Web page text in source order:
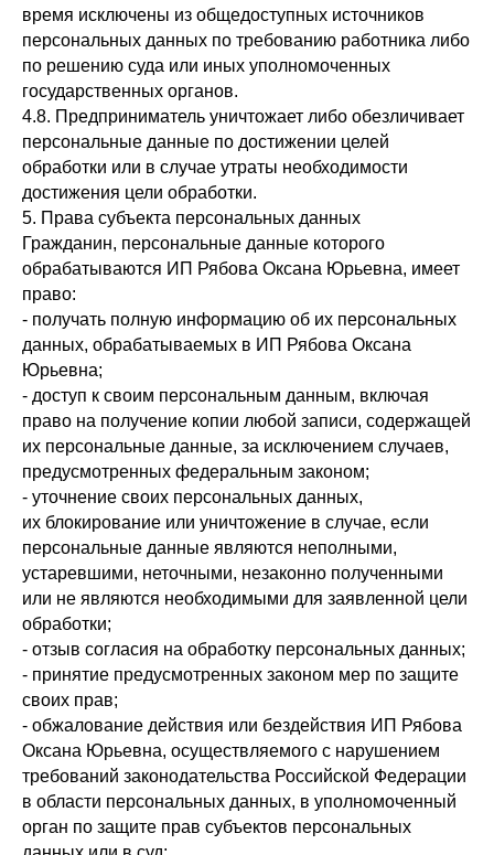
время исключены из общедоступных источников
персональных данных по требованию работника либо
по решению суда или иных уполномоченных
государственных органов.
4.8. Предприниматель уничтожает либо обезличивает
персональные данные по достижении целей
обработки или в случае утраты необходимости
достижения цели обработки.
5. Права субъекта персональных данных
Гражданин, персональные данные которого
обрабатываются ИП Рябова Оксана Юрьевна, имеет
право:
- получать полную информацию об их персональных
данных, обрабатываемых в ИП Рябова Оксана
Юрьевна;
- доступ к своим персональным данным, включая
право на получение копии любой записи, содержащей
их персональные данные, за исключением случаев,
предусмотренных федеральным законом;
- уточнение своих персональных данных,
их блокирование или уничтожение в случае, если
персональные данные являются неполными,
устаревшими, неточными, незаконно полученными
или не являются необходимыми для заявленной цели
обработки;
- отзыв согласия на обработку персональных данных;
- принятие предусмотренных законом мер по защите
своих прав;
- обжалование действия или бездействия ИП Рябова
Оксана Юрьевна, осуществляемого с нарушением
требований законодательства Российской Федерации
в области персональных данных, в уполномоченный
орган по защите прав субъектов персональных